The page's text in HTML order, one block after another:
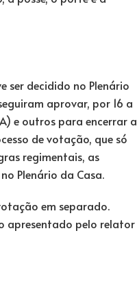
ser decidido no Plenário
aprovar, por 16 a
e outros para encerrar a
de votação, que só
regimentais, as
Plenário da Casa.
em separado.
apresentado pelo relator